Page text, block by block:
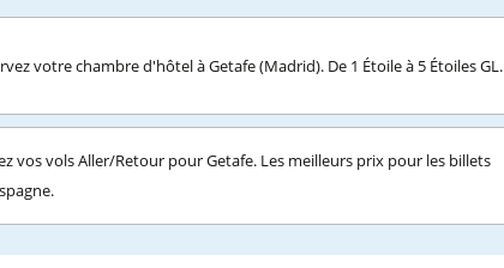
votre chambre d'hôtel à Getafe (Madrid). De 1 Étoile à 5 Étoiles GL.
vos vols Aller/Retour pour Getafe. Les meilleurs prix pour les billets